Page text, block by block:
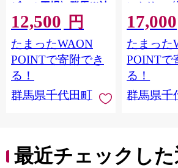
ビール工場〉群馬※沖
縄・離島地域へのお届
け不可
12,500 円
たまったWAON
POINTで寄附でき
る！
群馬県千代田町
ントリー
ール工場〉
縄・離島地
け不可
17,000
たまった
POINTで
る！
群馬県千
最近チェックし